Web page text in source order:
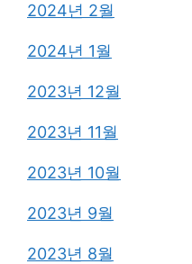
2024년 2월
2024년 1월
2023년 12월
2023년 11월
2023년 10월
2023년 9월
2023년 8월